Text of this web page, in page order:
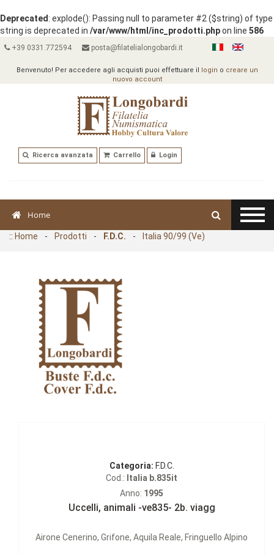
Deprecated : explode(): Passing null to parameter #2 ($string) of type
string is deprecated in /var/www/html/inc_prodotti.phpon line 586
+39 0331.772594 posta@filatelialongobardi.it
Benvenuto! Per accedere agli acquisti puoi effettuare il login o creare un
nuovo account
Ricerca avanzata Carrello Login
Home
:: Home - Prodotti - F.D.C. - Italia 90/99 (Ve)
Categoria: F.D.C.
Cod.: Italia b.835it
Anno: 1995
Uccelli, animali -ve835- 2b. viagg
Airone Cenerino, Grifone, Aquila Reale, Fringuello Alpino